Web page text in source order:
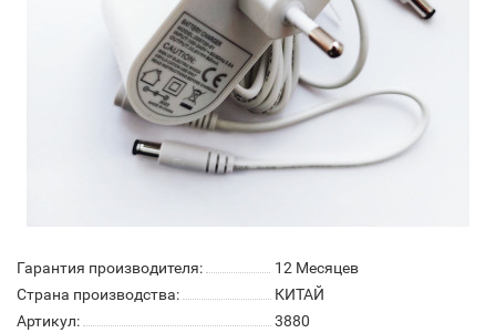
Гарантия производителя:
12 Месяцев
Страна производства:
КИТАЙ
Артикул:
3880